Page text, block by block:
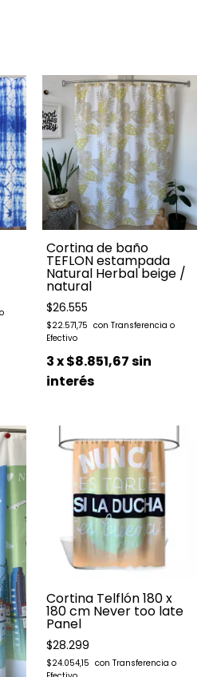
Cortina de baño
TEFLON estampada
Natural Herbal beige /
natural
$26.555
$22.571,75
3x$8.851,67sin
interés
Cortina Telflón 180 x
180 cm Never too late
Panel
$28.299
$24.054,15